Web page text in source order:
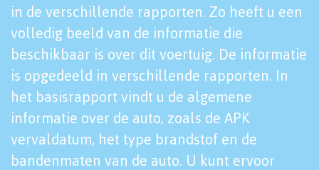
in de verschillende rapporten. Zo heeft u een
volledig beeld van de informatie die
beschikbaar is over dit voertuig. De informatie
is opgedeeld in verschillende rapporten. In
het basisrapport vindt u de algemene
informatie over de auto, zoals de APK
vervaldatum, het type brandstof en de
bandenmaten van de auto. U kunt ervoor